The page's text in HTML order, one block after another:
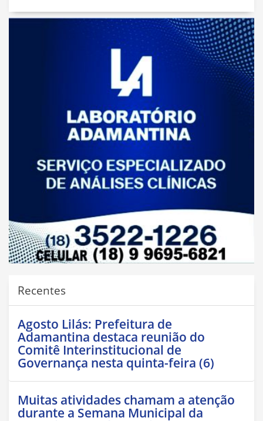
Recentes
Agosto Lilás: Prefeitura de
Adamantina destaca reunião do
Comitê Interinstitucional de
Governança nesta quinta-feira (6)
Muitas atividades chamam a atenção
durante a Semana Municipal da